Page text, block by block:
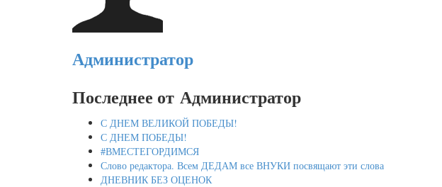
Администратор
Последнее от Администратор
С ДНЕМ ВЕЛИКОЙ ПОБЕДЫ!
С ДНЕМ ПОБЕДЫ!
#ВМЕСТЕГОРДИМСЯ
Слово редактора. Всем ДЕДАМ все ВНУКИ посвящают эти слова
ДНЕВНИК БЕЗ ОЦЕНОК